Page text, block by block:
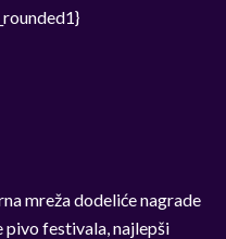
mreža dodeliće nagrade
festivala, najlepši